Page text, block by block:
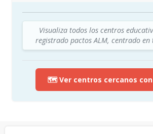
Visualiza todos los centros
registrado pactos ALM, centrado
🗺️ Ver centros cercanos